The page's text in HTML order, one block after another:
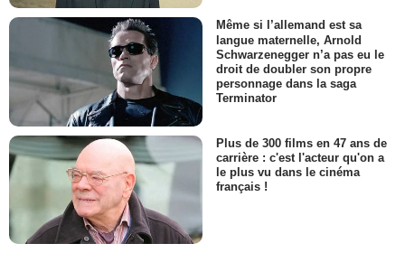
Même si l’allemand est sa
langue maternelle, Arnold
Schwarzenegger n’a pas eu le
droit de doubler son propre
personnage dans la saga
Terminator
Plus de 300 films en 47 ans de
carrière : c'est l'acteur qu'on a
le plus vu dans le cinéma
français !